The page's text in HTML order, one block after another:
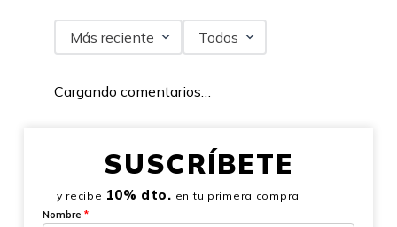
Más reciente Todos
Cargando comentarios…
SUSCRÍBETE
y recibe 10% dto. en tu primera compra
Nombre *